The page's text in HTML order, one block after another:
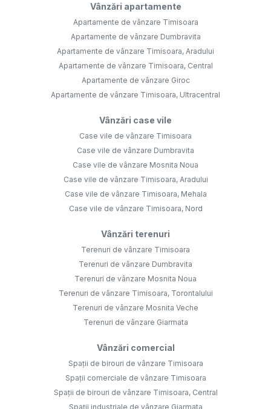
Vânzări apartamente
Apartamente de vânzare Timisoara
Apartamente de vânzare Dumbravita
Apartamente de vânzare Timisoara, Aradului
Apartamente de vânzare Timisoara, Central
Apartamente de vânzare Giroc
Apartamente de vânzare Timisoara, Ultracentral
Vânzări case vile
Case vile de vânzare Timisoara
Case vile de vânzare Dumbravita
Case vile de vânzare Mosnita Noua
Case vile de vânzare Timisoara, Aradului
Case vile de vânzare Timisoara, Mehala
Case vile de vânzare Timisoara, Nord
Vânzări terenuri
Terenuri de vânzare Timisoara
Terenuri de vânzare Dumbravita
Terenuri de vânzare Mosnita Noua
Terenuri de vânzare Timisoara, Torontalului
Terenuri de vânzare Mosnita Veche
Terenuri de vânzare Giarmata
Vânzări comercial
Spații de birouri de vânzare Timisoara
Spații comerciale de vânzare Timisoara
Spații de birouri de vânzare Timisoara, Central
Spații industriale de vânzare Giarmata